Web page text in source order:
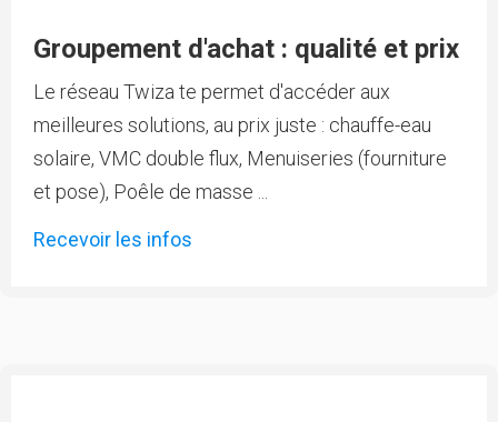
Groupement d'achat : qualité et prix
Le réseau Twiza te permet d'accéder aux
meilleures solutions, au prix juste : chauffe-eau
solaire, VMC double flux, Menuiseries (fourniture
et pose), Poêle de masse ...
Recevoir les infos